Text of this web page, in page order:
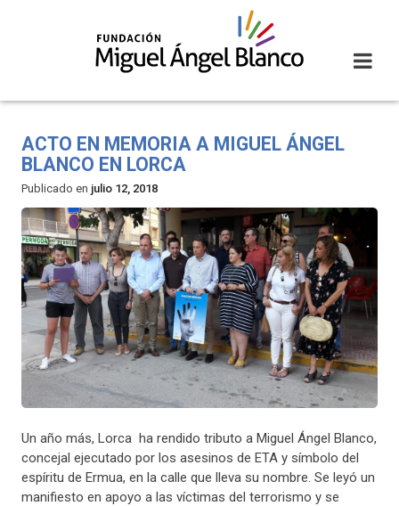
ACTO EN MEMORIA A MIGUEL ÁNGEL
BLANCO EN LORCA
Publicado en julio 12, 2018
Un año más, Lorca ha rendido tributo a Miguel Ángel Blanco,
concejal ejecutado por los asesinos de ETA y símbolo del
espíritu de Ermua, en la calle que lleva su nombre. Se leyó un
manifiesto en apoyo a las víctimas del terrorismo y se